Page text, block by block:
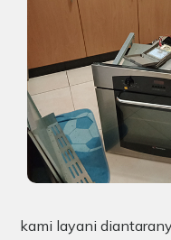
kami layani